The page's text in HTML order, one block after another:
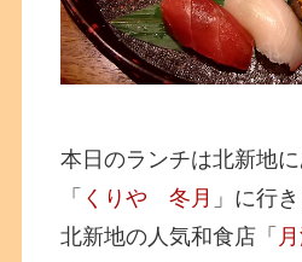
本日のランチは北新地
「 くりや 冬月 」に行
北新地の人気和食店「